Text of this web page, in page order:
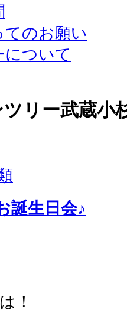
てのお願い
について
リー武蔵小
生日会♪
！